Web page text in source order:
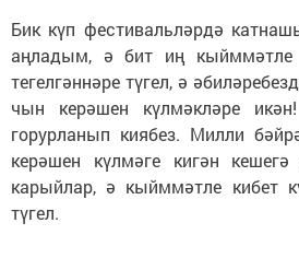
Бик күп фестивальләрдә
аңладым, ә бит иң кыйммәтле
тегелгәннәре түгел, ә
чын керәшен күлмәкләре
горурланып киябез. Милли
керәшен күлмәге кигән
карыйлар, ә кыйммәтле кибет
түгел.